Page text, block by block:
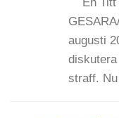
augusti
straff.